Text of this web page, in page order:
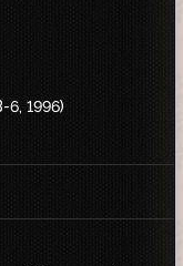
6, 1996)